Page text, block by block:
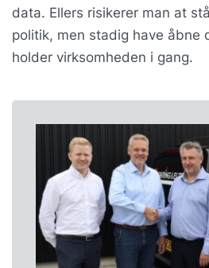
data. Ellers risikerer man at
politik, men stadig have
holder virksomheden i gang.